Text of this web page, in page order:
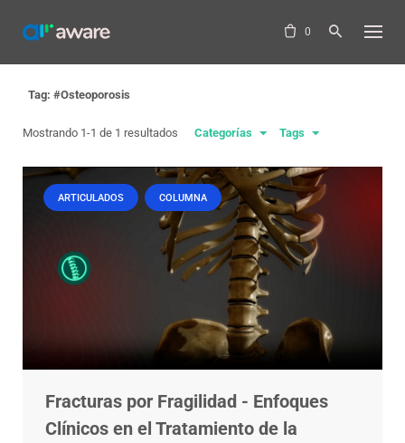
content
0
Tag: #Osteoporosis
Mostrando 1-1 de 1 resultados Categorías Tags
ARTICULADOS COLUMNA
Fracturas por Fragilidad - Enfoques
Clínicos en el Tratamiento de la